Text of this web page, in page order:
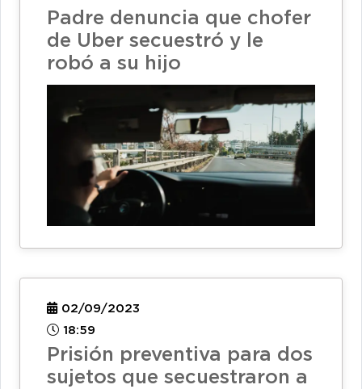
Padre denuncia que chofer
de Uber secuestró y le
robó a su hijo
02/09/2023
18:59
Prisión preventiva para dos
sujetos que secuestraron a